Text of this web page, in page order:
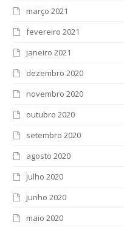
março 2021
fevereiro 2021
janeiro 2021
dezembro 2020
novembro 2020
outubro 2020
setembro 2020
agosto 2020
julho 2020
junho 2020
maio 2020